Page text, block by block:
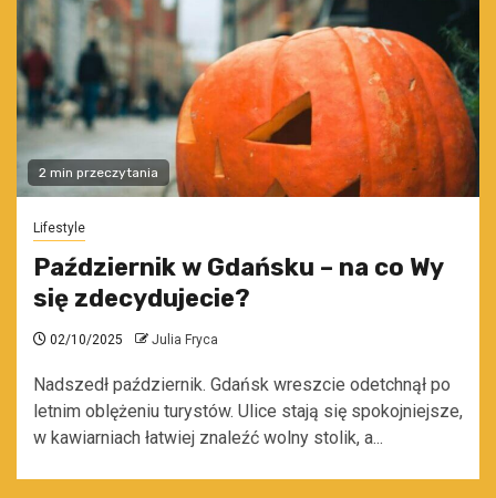
2 min przeczytania
Lifestyle
Październik w Gdańsku – na co Wy
się zdecydujecie?
02/10/2025 Julia Fryca
Nadszedł październik. Gdańsk wreszcie odetchnął po
letnim oblężeniu turystów. Ulice stają się spokojniejsze,
w kawiarniach łatwiej znaleźć wolny stolik, a...